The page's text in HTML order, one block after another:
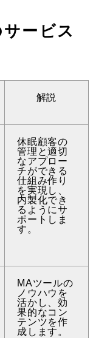
ービス
解説
休眠顧客の
管理と適切
なアプロー
チができる
仕組み作り
を実現し、
内製化でき
るようにサ
ポートしま
す。
MAツールの
ノウハウを
活かし、効
果的なコン
テンツを作
成します。